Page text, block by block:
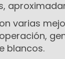
varias
blancos.